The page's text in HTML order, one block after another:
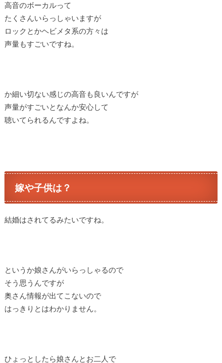
高音のボーカルって
たくさんいらっしゃいますが
ロックとかヘビメタ系の方々は
声量もすごいですね。
か細い切ない感じの高音も良いんですが
声量がすごいとなんか安心して
聴いてられるんですよね。
嫁や子供は？
結婚はされてるみたいですね。
というか娘さんがいらっしゃるので
そう思うんですが
奥さん情報が出てこないので
はっきりとはわかりません。
ひょっとしたら娘さんとお二人で